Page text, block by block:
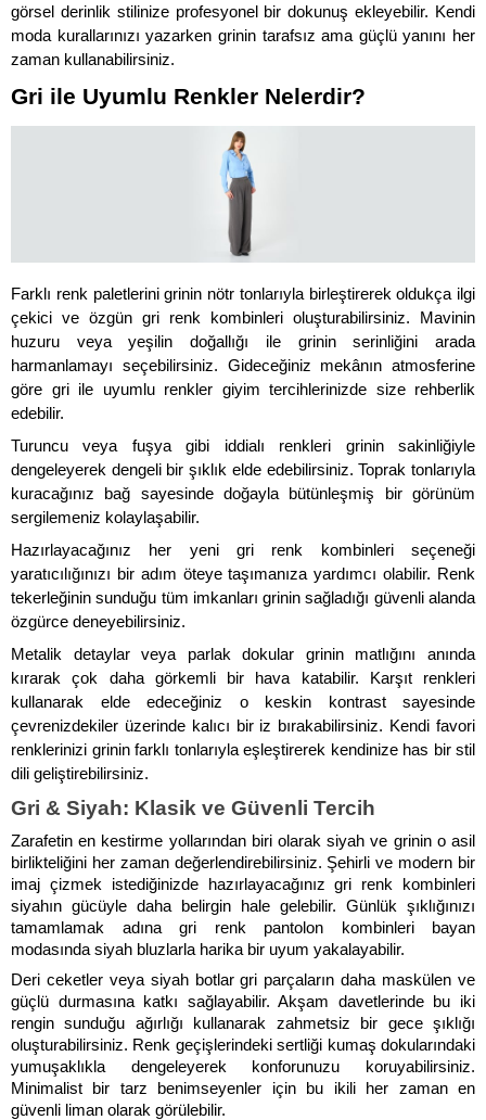
görsel derinlik stilinize profesyonel bir dokunuş ekleyebilir. Kendi
moda kurallarınızı yazarken grinin tarafsız ama güçlü yanını her
zaman kullanabilirsiniz.
Gri ile Uyumlu Renkler Nelerdir?
Farklı renk paletlerini grinin nötr tonlarıyla birleştirerek oldukça ilgi
çekici ve özgün gri renk kombinleri oluşturabilirsiniz. Mavinin
huzuru veya yeşilin doğallığı ile grinin serinliğini arada
harmanlamayı seçebilirsiniz. Gideceğiniz mekânın atmosferine
göre gri ile uyumlu renkler giyim tercihlerinizde size rehberlik
edebilir.
Turuncu veya fuşya gibi iddialı renkleri grinin sakinliğiyle
dengeleyerek dengeli bir şıklık elde edebilirsiniz. Toprak tonlarıyla
kuracağınız bağ sayesinde doğayla bütünleşmiş bir görünüm
sergilemeniz kolaylaşabilir.
Hazırlayacağınız her yeni gri renk kombinleri seçeneği
yaratıcılığınızı bir adım öteye taşımanıza yardımcı olabilir. Renk
tekerleğinin sunduğu tüm imkanları grinin sağladığı güvenli alanda
özgürce deneyebilirsiniz.
Metalik detaylar veya parlak dokular grinin matlığını anında
kırarak çok daha görkemli bir hava katabilir. Karşıt renkleri
kullanarak elde edeceğiniz o keskin kontrast sayesinde
çevrenizdekiler üzerinde kalıcı bir iz bırakabilirsiniz. Kendi favori
renklerinizi grinin farklı tonlarıyla eşleştirerek kendinize has bir stil
dili geliştirebilirsiniz.
Gri & Siyah: Klasik ve Güvenli Tercih
Zarafetin en kestirme yollarından biri olarak siyah ve grinin o asil
birlikteliğini her zaman değerlendirebilirsiniz. Şehirli ve modern bir
imaj çizmek istediğinizde hazırlayacağınız gri renk kombinleri
siyahın gücüyle daha belirgin hale gelebilir. Günlük şıklığınızı
tamamlamak adına gri renk pantolon kombinleri bayan
modasında siyah bluzlarla harika bir uyum yakalayabilir.
Deri ceketler veya siyah botlar gri parçaların daha maskülen ve
güçlü durmasına katkı sağlayabilir. Akşam davetlerinde bu iki
rengin sunduğu ağırlığı kullanarak zahmetsiz bir gece şıklığı
oluşturabilirsiniz. Renk geçişlerindeki sertliği kumaş dokularındaki
yumuşaklıkla dengeleyerek konforunuzu koruyabilirsiniz.
Minimalist bir tarz benimseyenler için bu ikili her zaman en
güvenli liman olarak görülebilir.